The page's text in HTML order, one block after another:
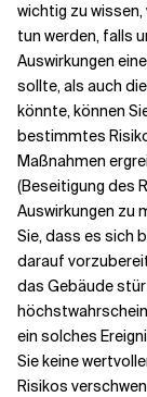
wichtig zu wissen,
tun werden, falls
Auswirkungen
sollte, als auch
könnte, können
bestimmtes
Maßnahmen
(Beseitigung des
Auswirkungen zu
Sie, dass es sich
darauf
das Gebäude
ein solches
Sie keine
Risikos